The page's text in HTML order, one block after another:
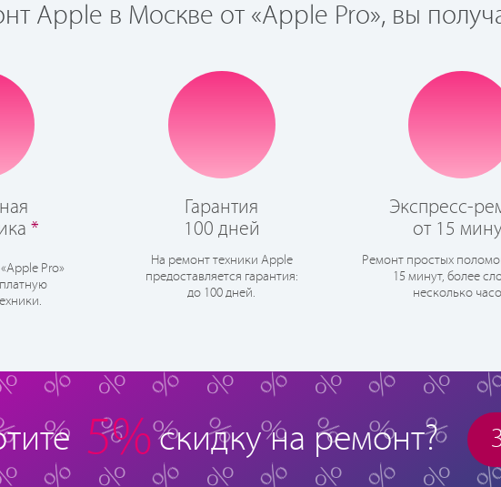
Apple в Москве от «Apple Pro», вы
*
Pro»
Гарантия
100 дней
На ремонт техники Apple
предоставляется гарантия:
до 100 дней.
Экспресс-
от 15
Ремонт простых
15 минут, более
несколько
5% скидку на ремонт?